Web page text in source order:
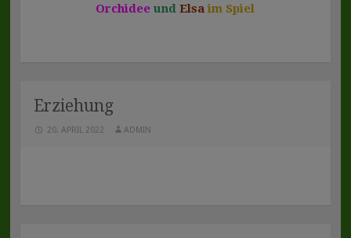
Orchidee und Elsaim Spiel
Erziehung
20. APRIL 2022 ADMIN